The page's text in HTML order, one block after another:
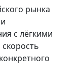
рынка
с лёгкими